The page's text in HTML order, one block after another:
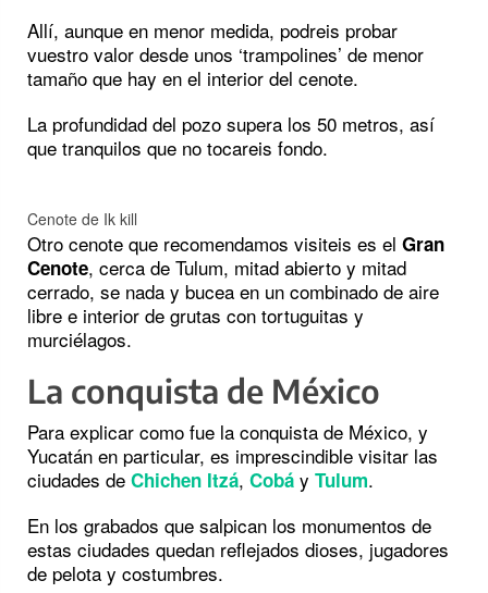
Allí, aunque en menor medida, podreis probar
vuestro valor desde unos ‘trampolines’ de menor
tamaño que hay en el interior del cenote.
La profundidad del pozo supera los 50 metros, así
que tranquilos que no tocareis fondo.
Cenote de Ik kill
Otro cenote que recomendamos visiteis es el Gran
Cenote, cerca de Tulum, mitad abierto y mitad
cerrado, se nada y bucea en un combinado de aire
libre e interior de grutas con tortuguitas y
murciélagos.
La conquista de México
Para explicar como fue la conquista de México, y
Yucatán en particular, es imprescindible visitar las
ciudades de Chichen Itzá, Cobá y Tulum.
En los grabados que salpican los monumentos de
estas ciudades quedan reflejados dioses, jugadores
de pelota y costumbres.